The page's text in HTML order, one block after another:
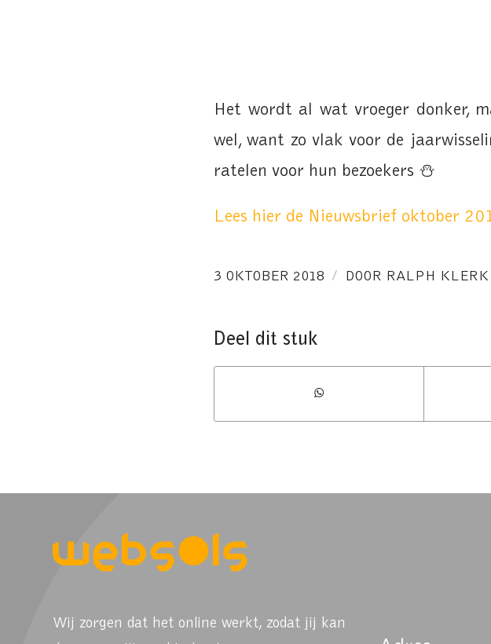
Het wordt al wat vroeger donker,
wel, want zo vlak voor de
ratelen voor hun bezoekers ⛄
Lees hier de Nieuwsbrief oktober
3 OKTOBER 2018 / DOOR RALPH KLERK
Deel dit stuk
Wij zorgen dat het online werkt, zodat jij kan